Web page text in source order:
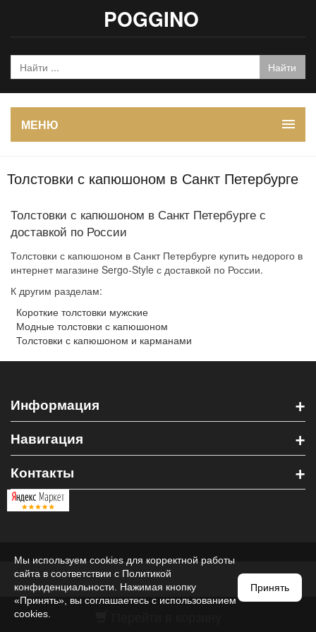
POGGINO
МЕНЮ
Толстовки с капюшоном в Санкт Петербурге
Толстовки с капюшоном в Санкт Петербурге с
доставкой по России
Толстовки с капюшоном в Санкт Петербурге купить недорого в
интернет магазине Sergo-Style с доставкой по России.
К другим разделам:
Короткие толстовки мужские
Модные толстовки с капюшоном
Толстовки с капюшоном и карманами
Информация +
Навигация +
Контакты +
Мы используем cookies для корректной работы
сайта в соответствии с Политикой
конфиденциальности . Нажимая кнопку
«Принять», вы соглашаетесь с использованием
cookies.
Принять